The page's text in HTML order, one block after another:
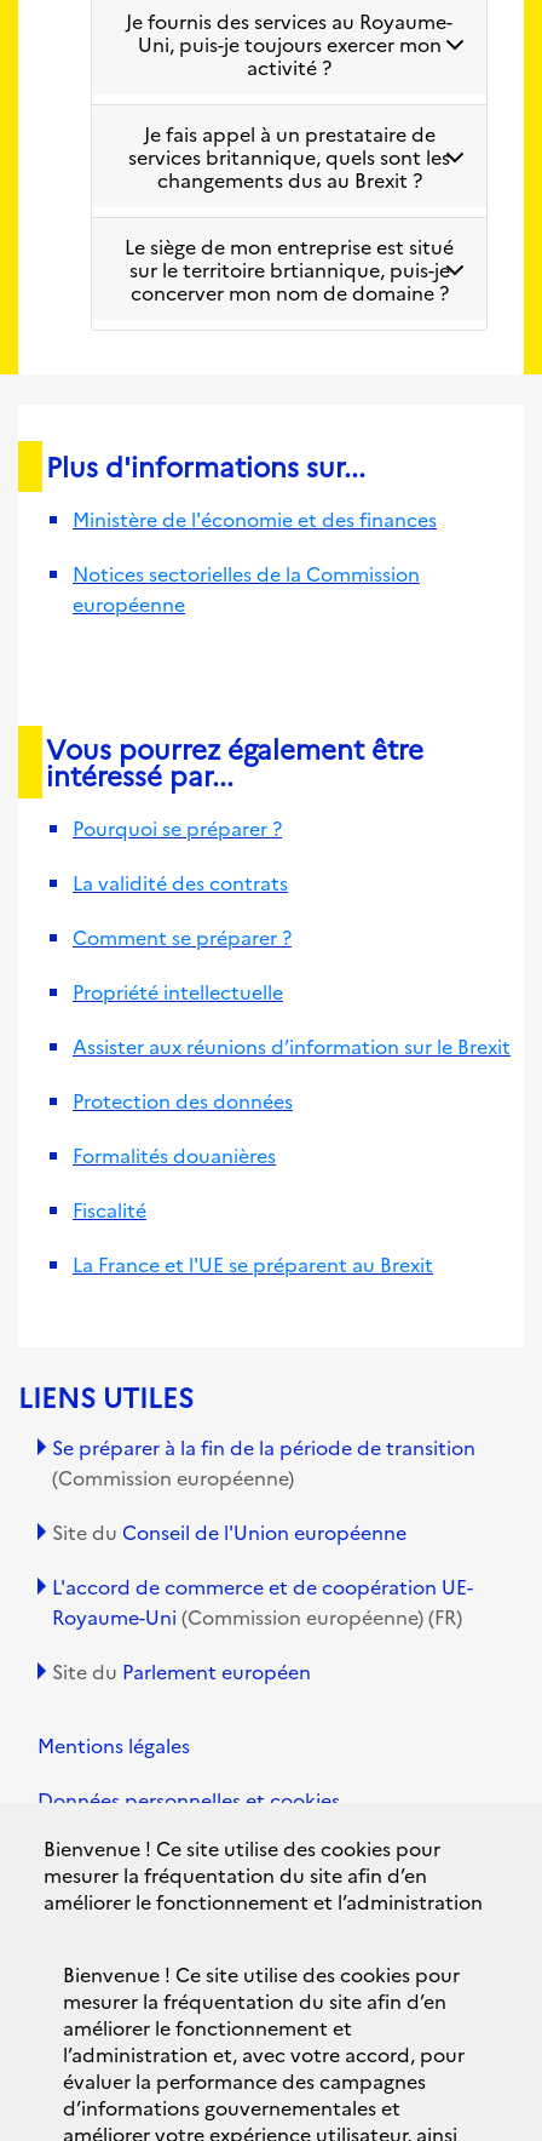
Bienvenue ! Ce site utilise des cookies pour
mesurer la fréquentation du site afin d’en
améliorer le fonctionnement et
l’administration et, avec votre accord, pour
évaluer la performance des campagnes
d’informations gouvernementales et
améliorer votre expérience utilisateur, ainsi
Bienvenue ! Ce site utilise des cookies pour
mesurer la fréquentation du site afin d’en
améliorer le fonctionnement et l’administration
gouvernementales et améliorer votre expérience
utilisateur, ainsi que pour vous proposer des
services interactifs fournis par nos partenaires.
Nous conservons votre choix pendant 13 mois.
Vous pouvez changer ce choix à tout moment en
Je fournis des services au Royaume-
Uni, puis-je toujours exercer mon
activité ?
Je fais appel à un prestataire de
services britannique, quels sont les
changements dus au Brexit ?
Le siège de mon entreprise est situé
sur le territoire brtiannique, puis-je
concerver mon nom de domaine ?
Plus d'informations sur...
Ministère de l'économie et des finances
Notices sectorielles de la Commission
européenne
Vous pourrez également être
intéressé par...
Pourquoi se préparer ?
La validité des contrats
Comment se préparer ?
Propriété intellectuelle
Assister aux réunions d’information sur le Brexit
Protection des données
Formalités douanières
Fiscalité
La France et l'UE se préparent au Brexit
LIENS UTILES
Se préparer à la fin de la période de transition
(Commission européenne)
Site du Conseil de l'Union européenne
L'accord de commerce et de coopération UE-
Royaume-Uni (Commission européenne) (FR)
Site du Parlement européen
Mentions légales
Données personnelles et cookies
Accessibilité
Plan du site
Contacts
Politique de confidentialité
Bandeau des cookies